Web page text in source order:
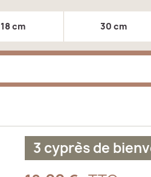
18 cm 30 cm
3 cyprès de